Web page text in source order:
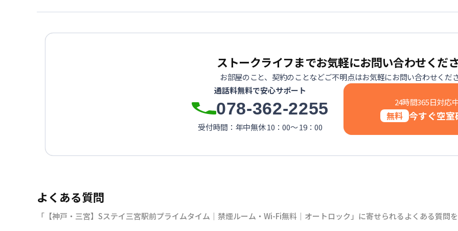
ストークライフまでお気軽にお問い合わせくだ
お部屋のこと、契約のことなどご不明点はお気軽にお問い合わせくだ
通話料無料で安心サポート
078-362-2255
受付時間：年中無休 10：00～ 19：00
24時間365日対応
無料 今すぐ空室
よくある質問
「【神戸・三宮】Sステイ三宮駅前プライムタイム｜禁煙ルーム・Wi-Fi無料｜オートロック」に寄せられるよくある質問